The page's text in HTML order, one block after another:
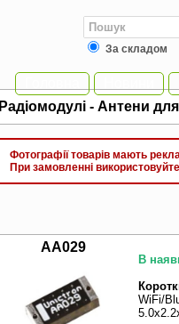
За складом
Радiомодулi - Антени
Фотографії товарів мають
При замовленні
AA029
В
WiFi/